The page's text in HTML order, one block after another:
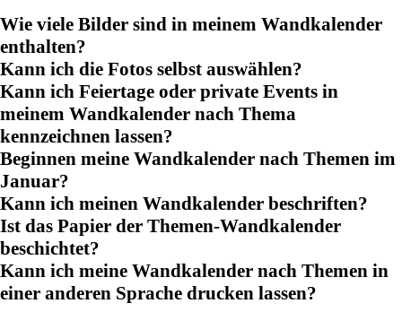
Wie viele Bilder sind in meinem Wandkalender
enthalten?
Kann ich die Fotos selbst auswählen?
Kann ich Feiertage oder private Events in
meinem Wandkalender nach Thema
kennzeichnen lassen?
Beginnen meine Wandkalender nach Themen im
Januar?
Kann ich meinen Wandkalender beschriften?
Ist das Papier der Themen-Wandkalender
beschichtet?
Kann ich meine Wandkalender nach Themen in
einer anderen Sprache drucken lassen?